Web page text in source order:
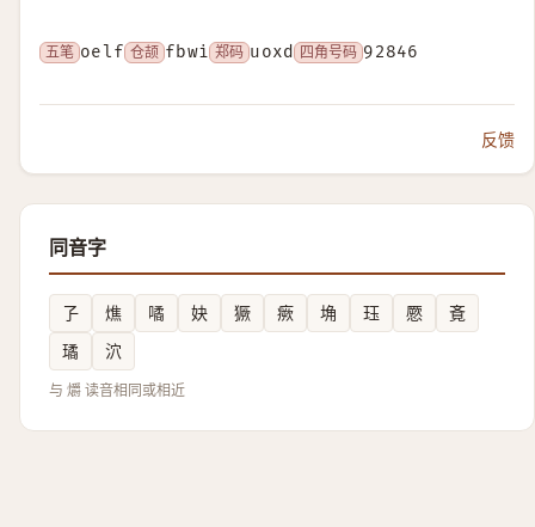
五笔 oelf 仓颉 fbwi 郑码 uoxd 四角号码 92846
反馈
同音字
孒 燋 噊 妜 獗 瘚 埆 珏 憠
斍
璚
泬
与 爝 读音相同或相近